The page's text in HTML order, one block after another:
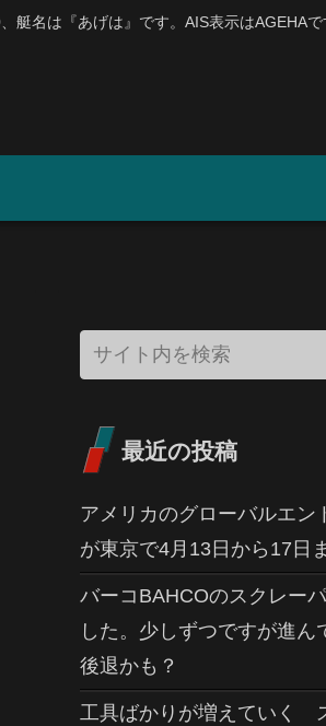
名は『あげは』です。AIS表示はAGEHAで
最近の投稿
アメリカのグローバルエン
が東京で4月13日から17日
バーコBAHCOのスクレー
した。少しずつですが進ん
後退かも？
工具ばかりが増えていく